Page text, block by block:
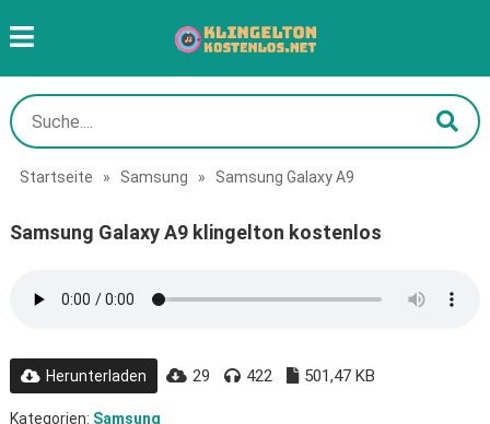
Startseite » Samsung » Samsung Galaxy A9
Samsung Galaxy A9 klingelton kostenlos
Herunterladen 29 422 501,47 KB
Kategorien: Samsung